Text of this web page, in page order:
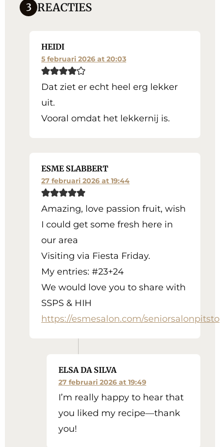
3 REACTIES
HEIDI
5 februari 2026 at 20:03
Dat ziet er echt heel erg lekker
uit.
Vooral omdat het lekkernij is.
ESME SLABBERT
27 februari 2026 at 19:44
Amazing, love passion fruit, wish
I could get some fresh here in
our area
Visiting via Fiesta Friday.
My entries: #23+24
We would love you to share with
SSPS & HIH
https://esmesalon.com/
ELSA DA SILVA
27 februari 2026 at 19:49
I’m really happy to hear that
you liked my recipe—thank
you!